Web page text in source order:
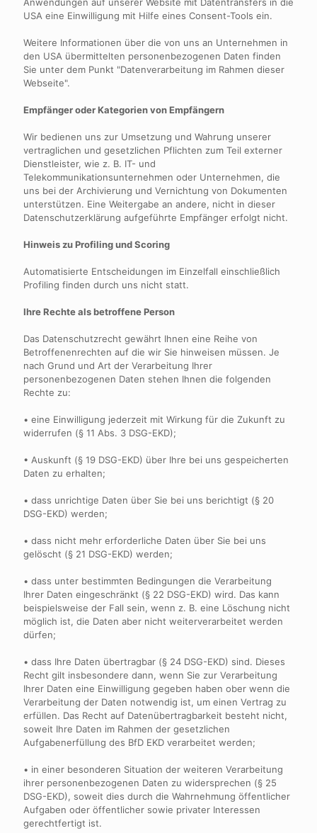
USA eine Einwilligung mit Hilfe eines Consent-Tools ein.
Weitere Informationen über die von uns an Unternehmen in
den USA übermittelten personenbezogenen Daten finden
Sie unter dem Punkt "Datenverarbeitung im Rahmen dieser
Webseite".
Empfänger oder Kategorien von Empfängern
Wir bedienen uns zur Umsetzung und Wahrung unserer
vertraglichen und gesetzlichen Pflichten zum Teil externer
Dienstleister, wie z. B. IT- und
Telekommunikationsunternehmen oder Unternehmen, die
uns bei der Archivierung und Vernichtung von Dokumenten
unterstützen. Eine Weitergabe an andere, nicht in dieser
Datenschutzerklärung aufgeführte Empfänger erfolgt nicht.
Hinweis zu Profiling und Scoring
Automatisierte Entscheidungen im Einzelfall einschließlich
Profiling finden durch uns nicht statt.
Ihre Rechte als betroffene Person
Das Datenschutzrecht gewährt Ihnen eine Reihe von
Betroffenenrechten auf die wir Sie hinweisen müssen. Je
nach Grund und Art der Verarbeitung Ihrer
personenbezogenen Daten stehen Ihnen die folgenden
Rechte zu:
• eine Einwilligung jederzeit mit Wirkung für die Zukunft zu
widerrufen (§ 11 Abs. 3 DSG-EKD);
• Auskunft (§ 19 DSG-EKD) über Ihre bei uns gespeicherten
Daten zu erhalten;
• dass unrichtige Daten über Sie bei uns berichtigt (§ 20
DSG-EKD) werden;
• dass nicht mehr erforderliche Daten über Sie bei uns
gelöscht (§ 21 DSG-EKD) werden;
• dass unter bestimmten Bedingungen die Verarbeitung
Ihrer Daten eingeschränkt (§ 22 DSG-EKD) wird. Das kann
beispielsweise der Fall sein, wenn z. B. eine Löschung nicht
möglich ist, die Daten aber nicht weiterverarbeitet werden
dürfen;
• dass Ihre Daten übertragbar (§ 24 DSG-EKD) sind. Dieses
Recht gilt insbesondere dann, wenn Sie zur Verarbeitung
Ihrer Daten eine Einwilligung gegeben haben ober wenn die
Verarbeitung der Daten notwendig ist, um einen Vertrag zu
erfüllen. Das Recht auf Datenübertragbarkeit besteht nicht,
soweit Ihre Daten im Rahmen der gesetzlichen
Aufgabenerfüllung des BfD EKD verarbeitet werden;
• in einer besonderen Situation der weiteren Verarbeitung
ihrer personenbezogenen Daten zu widersprechen (§ 25
DSG-EKD), soweit dies durch die Wahrnehmung öffentlicher
Aufgaben oder öffentlicher sowie privater Interessen
gerechtfertigt ist.